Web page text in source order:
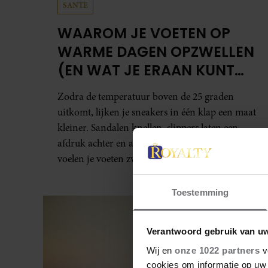
Toestemming
Verantwoord gebruik van
Wij en onze 1022 partners
cookies om informatie op
SANTE
WAAROM JE VOETEN OP
WARME DAGEN OPZWELLEN
(EN WAT JE ERAAN KUNT
DOEN)
Zodra de temperatuur boven de 25 graden
uitkomt, lijken je sneakers in één klap een maat
kleiner. Sandalen knellen, slippers laten een
afdruk achter en aan het einde van de dag
voelen je voeten zwaar aan.